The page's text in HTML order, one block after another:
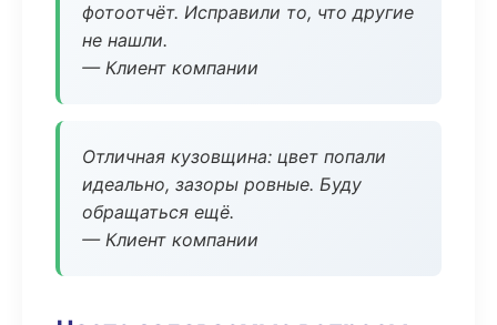
фотоотчёт. Исправили то, что другие
не нашли.
— Клиент компании
Отличная кузовщина: цвет попали
идеально, зазоры ровные. Буду
обращаться ещё.
— Клиент компании